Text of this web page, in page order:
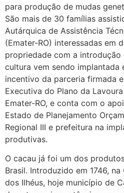
para produção de mudas
São mais de 30 famílias
Autárquica de Assistência
(Emater-RO) interessadas em
propriedade com a introdução
cultura vem sendo implantada
incentivo da parceria firmada
Executiva do Plano da
Emater-RO, e conta com o
Estado de Planejamento
Regional III e prefeitura na
produtivas.
O cacau já foi um dos
Brasil. Introduzido em 1746,
dos Ilhéus, hoje município de